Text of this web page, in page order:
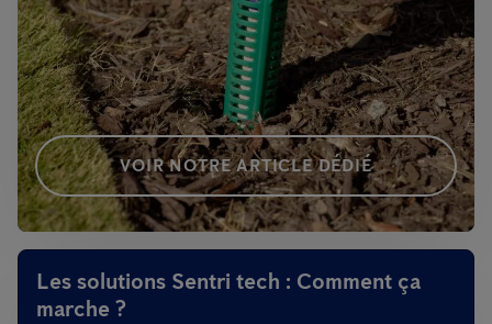
VOIR NOTRE ARTICLE DÉDIÉ
Les solutions Sentri tech : Comment ça
marche ?